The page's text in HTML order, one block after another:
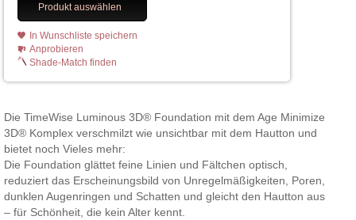
Produkt auswählen
In Wunschliste speichern
Anprobieren
Shade-Match finden
Die TimeWise Luminous 3D® Foundation mit dem Age Minimize
3D® Komplex verschmilzt wie unsichtbar mit dem Hautton und
bietet noch Vieles mehr:
Die Foundation glättet feine Linien und Fältchen optisch,
reduziert das Erscheinungsbild von Unregelmäßigkeiten, Poren,
dunklen Augenringen und Schatten und gleicht den Hautton aus
– für Schönheit, die kein Alter kennt.